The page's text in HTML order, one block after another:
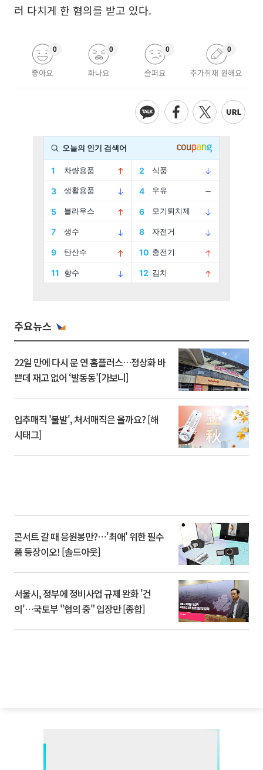
러 다치게 한 혐의를 받고 있다.
좋아요
0
화나요
0
슬퍼요
0
추가취재 원해요
0
주요뉴스
22일 만에 다시 문 연 홈플러스…정상화 바
쁜데 재고 없어 ‘발동동’[가보니]
입추매직 '불발', 처서매직은 올까요? [해
시태그]
콘서트 갈 때 응원봉만?⋯'최애' 위한 필수
품 등장이오! [솔드아웃]
서울시, 정부에 정비사업 규제 완화 '건
의'⋯국토부 "협의 중" 입장만 [종합]